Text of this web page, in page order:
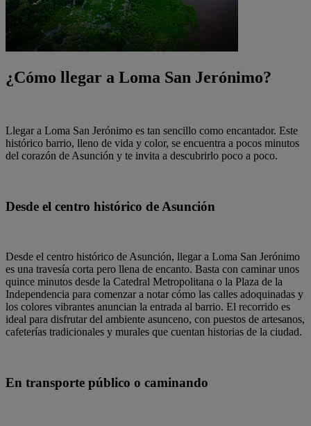
¿Cómo llegar a Loma San Jerónimo?
Llegar a Loma San Jerónimo es tan sencillo como encantador. Este
histórico barrio, lleno de vida y color, se encuentra a pocos minutos
del corazón de Asunción y te invita a descubrirlo poco a poco.
Desde el centro histórico de Asunción
Desde el centro histórico de Asunción, llegar a Loma San Jerónimo
es una travesía corta pero llena de encanto. Basta con caminar unos
quince minutos desde la Catedral Metropolitana o la Plaza de la
Independencia para comenzar a notar cómo las calles adoquinadas y
los colores vibrantes anuncian la entrada al barrio. El recorrido es
ideal para disfrutar del ambiente asunceno, con puestos de artesanos,
cafeterías tradicionales y murales que cuentan historias de la ciudad.
En transporte público o caminando